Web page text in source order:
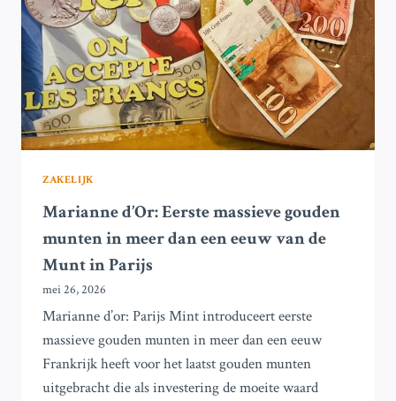
DUITSLAND’S
FINANCIËLE
VERMOGEN
ZAKELIJK
Marianne d’Or: Eerste massieve gouden
munten in meer dan een eeuw van de
Munt in Parijs
mei 26, 2026
Marianne d’or: Parijs Mint introduceert eerste
massieve gouden munten in meer dan een eeuw
Frankrijk heeft voor het laatst gouden munten
uitgebracht die als investering de moeite waard